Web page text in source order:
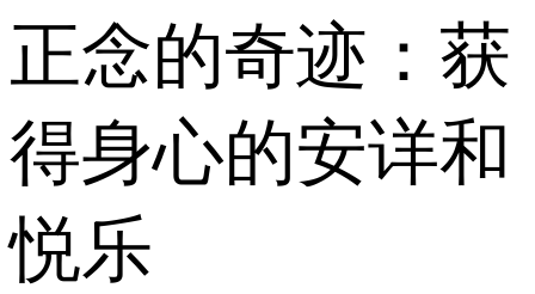
正念的奇迹：获
得身心的安详和
悦乐